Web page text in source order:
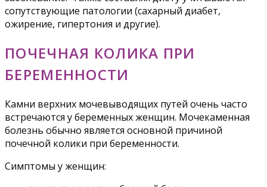
сопутствующие патологии (сахарный диабет,
ожирение, гипертония и другие).
ПОЧЕЧНАЯ КОЛИКА ПРИ
БЕРЕМЕННОСТИ
Камни верхних мочевыводящих путей очень часто
встречаются у беременных женщин. Мочекаменная
болезнь обычно является основной причиной
почечной колики при беременности.
Симптомы у женщин: